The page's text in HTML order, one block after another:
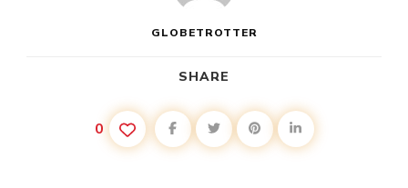
GLOBETROTTER
SHARE
0